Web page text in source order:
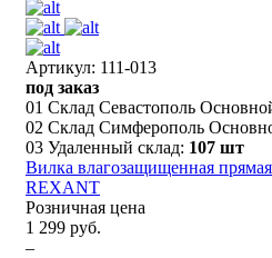
Артикул: 111-013
под заказ
01 Склад Севастополь
02 Склад Симферополь
03 Удаленный склад: 107 шт
Вилка влагозащищенная
REXANT
Розничная цена
1 299 руб.
–